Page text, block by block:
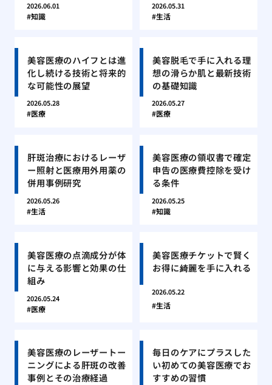
2026.06.01
知識
2026.05.31
生活
美容医療のハイフとは進
化し続ける技術と将来的
な可能性の展望
2026.05.28
医療
美容脱毛で手に入れる理
想の滑らか肌と最新技術
の基礎知識
2026.05.27
医療
肝斑治療におけるレーザ
ー照射と医療用外用薬の
併用事例研究
2026.05.26
生活
美容医療の領収書で確定
申告の医療費控除を受け
る条件
2026.05.25
知識
美容医療の点滴成分が体
に与える影響と効果の仕
組み
2026.05.24
医療
美容医療チケットで賢く
お得に綺麗を手に入れる
2026.05.22
生活
美容医療のレーザートー
ニングによる肝斑の改善
事例とその治療経過
毎日のケアにプラスした
い初めての美容医療でお
すすめの習慣